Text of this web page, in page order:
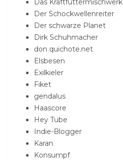
Der Schockwellenreiter
Der schwarze Planet
Dirk Schuhmacher
don quichote.net
Elsbesen
Exilkieler
Fiket
gendalus
Haascore
Hey Tube
Indie-Blogger
Karan
Konsumpf